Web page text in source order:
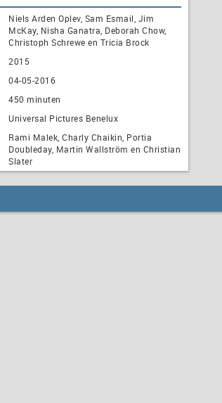
Niels Arden Oplev, Sam Esmail, Jim
McKay, Nisha Ganatra, Deborah Chow,
Christoph Schrewe en Tricia Brock
2015
04-05-2016
450 minuten
Universal Pictures Benelux
Rami Malek, Charly Chaikin, Portia
Doubleday, Martin Wallström en Christian
Slater